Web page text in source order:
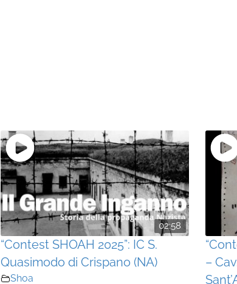
02:58
“Contest SHOAH 2025”: IC S.
Quasimodo di Crispano (NA)
Shoa
–